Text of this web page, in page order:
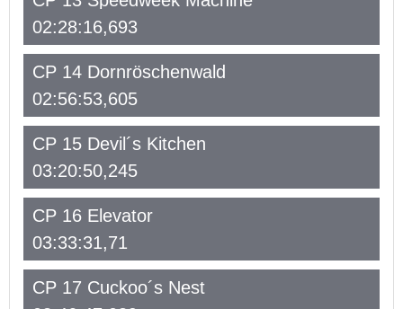
02:28:16,693
CP 14 Dornröschenwald
02:56:53,605
CP 15 Devil´s Kitchen
03:20:50,245
CP 16 Elevator
03:33:31,71
CP 17 Cuckoo´s Nest